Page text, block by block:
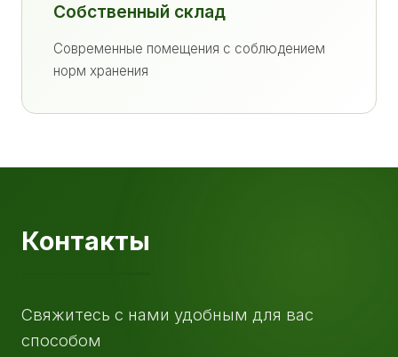
Собственный склад
Современные помещения с соблюдением
норм хранения
Контакты
Свяжитесь с нами удобным для вас
способом